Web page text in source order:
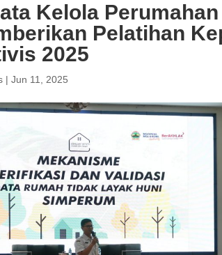
Kelola
Pelatihan
2025
|Jun 11, 2025